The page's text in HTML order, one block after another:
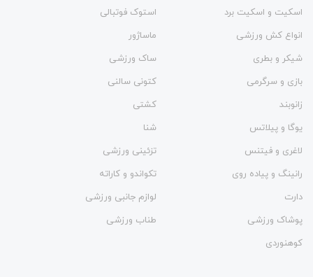
اسکیت و اسکیت برد
استوک فوتبالی
انواع کش ورزشی
ماساژور
شیکر و بطری
ساک ورزشی
بازی و سرگرمی
کتونی سالنی
زانوبند
کشتی
یوگا و پیلاتس
شنا
لاغری و فیتنس
تزئینی ورزشی
رانینگ و پیاده روی
تکواندو و کاراته
دارت
لوازم جانبی ورزشی
پوشاک ورزشی
طناب ورزشی
کوهنوردی